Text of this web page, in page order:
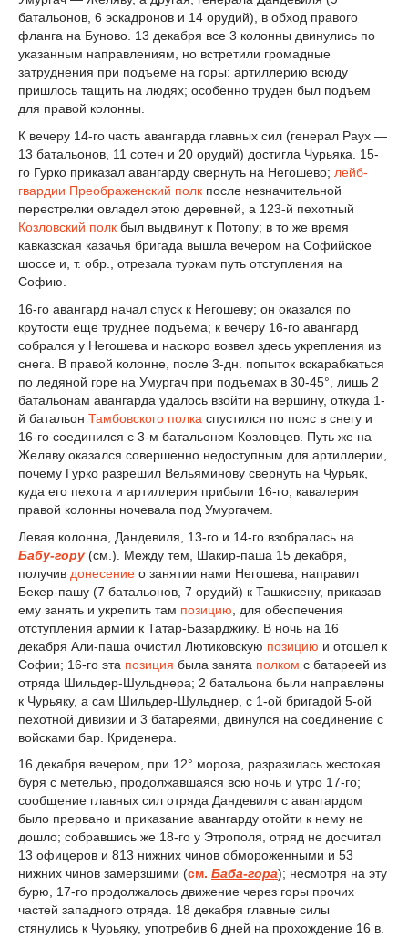
батальонов, 6 эскадронов и 14 орудий), в обход правого
фланга на Буново. 13 декабря все 3 колонны двинулись по
указанным направлениям, но встретили громадные
затруднения при подъеме на горы: артиллерию всюду
пришлось тащить на людях; особенно труден был подъем
для правой колонны.
К вечеру 14-го часть авангарда главных сил (генерал Раух —
13 батальонов, 11 сотен и 20 орудий) достигла Чурьяка. 15-
го Гурко приказал авангарду свернуть на Негошево; лейб-
гвардии Преображенский полк после незначительной
перестрелки овладел этою деревней, а 123-й пехотный
Козловский полк был выдвинут к Потопу; в то же время
кавказская казачья бригада вышла вечером на Софийское
шоссе и, т. обр., отрезала туркам путь отступления на
Софию.
16-го авангард начал спуск к Негошеву; он оказался по
крутости еще труднее подъема; к вечеру 16-го авангард
собрался у Негошева и наскоро возвел здесь укрепления из
снега. В правой колонне, после 3-дн. попыток вскарабкаться
по ледяной горе на Умургач при подъемах в 30-45°, лишь 2
батальонам авангарда удалось взойти на вершину, откуда 1-
й батальон Тамбовского полка спустился по пояс в снегу и
16-го соединился с 3-м батальоном Козловцев. Путь же на
Желяву оказался совершенно недоступным для артиллерии,
почему Гурко разрешил Вельяминову свернуть на Чурьяк,
куда его пехота и артиллерия прибыли 16-го; кавалерия
правой колонны ночевала под Умургачем.
Левая колонна, Дандевиля, 13-го и 14-го взобралась на
Бабу-гору (см.). Между тем, Шакир-паша 15 декабря,
получив донесение о занятии нами Негошева, направил
Бекер-пашу (7 батальонов, 7 орудий) к Ташкисену, приказав
ему занять и укрепить там позицию , для обеспечения
отступления армии к Татар-Базарджику. В ночь на 16
декабря Али-паша очистил Лютиковскую позицию и отошел к
Софии; 16-го эта позиция была занята полком с батареей из
отряда Шильдер-Шульднера; 2 батальона были направлены
к Чурьяку, а сам Шильдер-Шульднер, с 1-ой бригадой 5-ой
пехотной дивизии и 3 батареями, двинулся на соединение с
войсками бар. Криденера.
16 декабря вечером, при 12° мороза, разразилась жестокая
буря с метелью, продолжавшаяся всю ночь и утро 17-го;
сообщение главных сил отряда Дандевиля с авангардом
было прервано и приказание авангарду отойти к нему не
дошло; собравшись же 18-го у Этрополя, отряд не досчитал
13 офицеров и 813 нижних чинов обмороженными и 53
нижних чинов замерзшими (см. Баба-гора); несмотря на эту
бурю, 17-го продолжалось движение через горы прочих
частей западного отряда. 18 декабря главные силы
стянулись к Чурьяку, употребив 6 дней на прохождение 16 в.